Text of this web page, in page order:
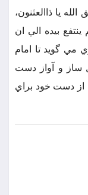
يا ذاالعثنون،
بيده الي ان
مي گويد تا امام
ساز و آواز دست
از دست خود براي